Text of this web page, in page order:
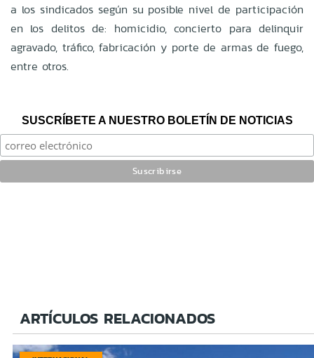
a los sindicados según su posible nivel de participación
en los delitos de: homicidio, concierto para delinquir
agravado, tráfico, fabricación y porte de armas de fuego,
entre otros.
SUSCRÍBETE A NUESTRO BOLETÍN DE NOTICIAS
ARTÍCULOS RELACIONADOS